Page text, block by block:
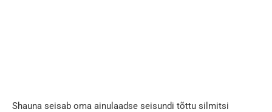
Shauna seisab oma ainulaadse seisundi tõttu silmitsi